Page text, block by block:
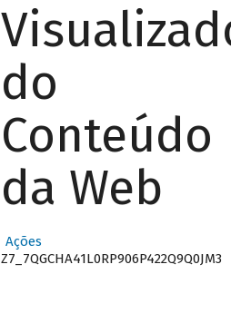
Visualizador
do
Conteúdo
da Web
Ações
Z7_7QGCHA41L0RP906P422Q9Q0JM3